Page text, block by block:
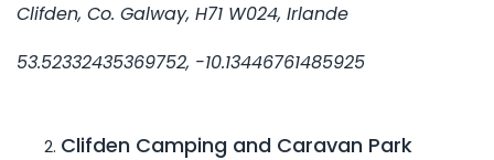
Clifden, Co. Galway, H71 W024, Irlande
53.52332435369752, -10.13446761485925
Clifden Camping and Caravan Park